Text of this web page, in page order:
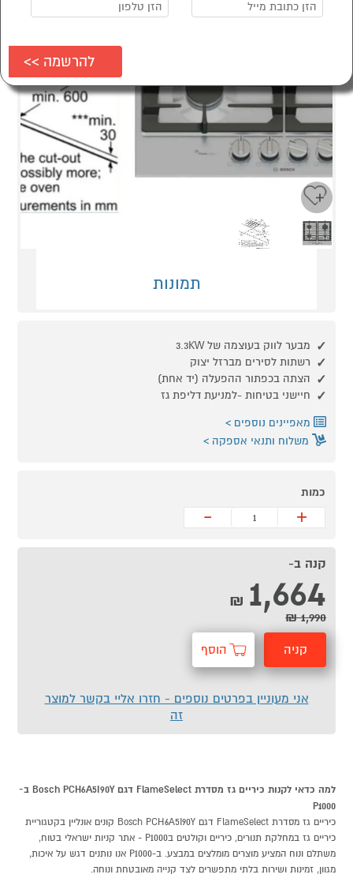
תמונות
מבער לווק בעוצמה של 3.3KW
רשתות לסירים מברזל יצוק
הצתה בכפתור ההפעלה (יד אחת)
חיישני בטיחות -למניעת דליפת גז
מאפיינים נוספים
משלוח ותנאי אספקה
כמות
+
-
קנה ב-
1,664
₪
1,990 ₪
קניה הוסף
אני מעוניין בפרטים נוספים - חזרו אליי בקשר למוצר
זה
למה כדאי לקנות כיריים גז מסדרת FlameSelect דגם Bosch PCH6A5I90Y ב-
P1000
כיריים גז מסדרת FlameSelect דגם Bosch PCH6A5I90Y קונים אונליין בקטגוריית
כיריים גז במחלקת תנורים, כיריים וקולטים בP1000 - אתר קניות ישראלי בטוח,
משתלם ונוח המציע מוצרים מומלצים במבצע. ב-P1000 אנו נותנים דגש על איכות,
מגוון, זמינות ושירות בלתי מתפשרים לצד קנייה מאובטחת ונוחה.